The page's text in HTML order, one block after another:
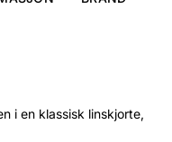
i en klassisk linskjorte,